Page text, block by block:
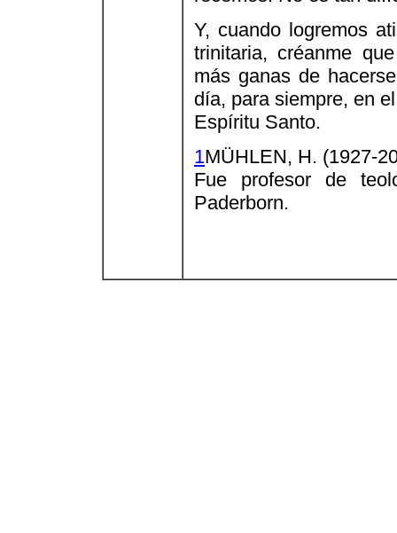
Y, cuando logremos
trinitaria, créanme
más ganas de
día, para siempre, en
Espíritu Santo.
1MÜHLEN, H. (1927-
Fue profesor de
Paderborn.